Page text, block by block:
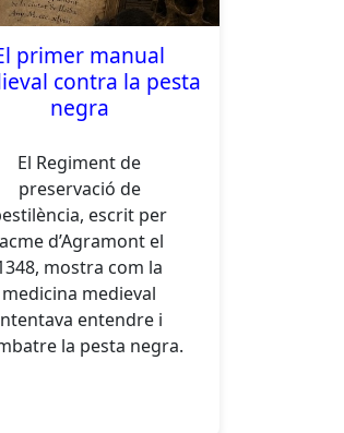
primer manual
contra la pesta
negra
El Regiment de
preservació de
escrit per
d’Agramont el
mostra com la
medicina medieval
entendre i
la pesta negra.